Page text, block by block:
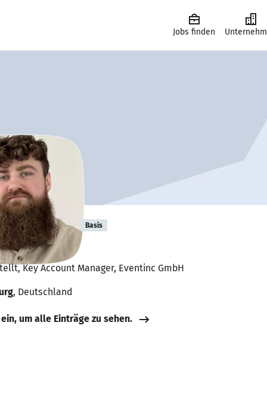
Jobs finden
Fenger Basis
Projekte. 🔎
Key Account Manager, Eventinc GmbH
, Deutschland
um alle Einträge zu sehen.